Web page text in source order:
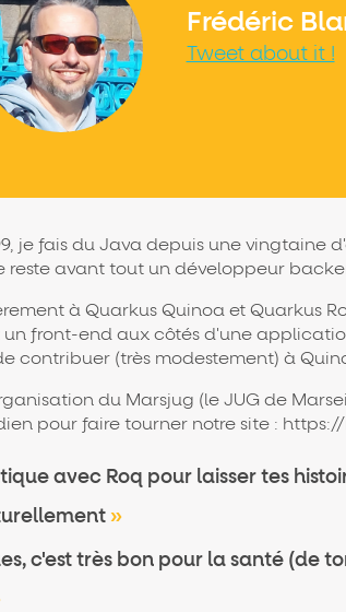
Frédéric
Tweet about it !
je fais du Java depuis une vingtaine
reste avant tout un développeur
à Quarkus Quinoa et Quarkus
front-end aux côtés d'une
contribuer (très modestement) à
du Marsjug (le JUG de
pour faire tourner notre site :
avec Roq pour laisser tes
»
c'est très bon pour la santé (de